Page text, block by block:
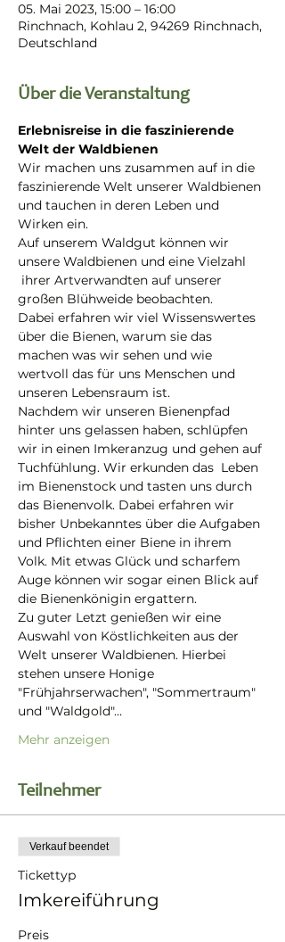
05. Mai 2023, 15:00 – 16:00
Rinchnach, Kohlau 2, 94269 Rinchnach,
Deutschland
Über die Veranstaltung
Erlebnisreise in die faszinierende
Welt der Waldbienen
Wir machen uns zusammen auf in die
faszinierende Welt unserer Waldbienen
und tauchen in deren Leben und
Wirken ein.
Auf unserem Waldgut können wir
unsere Waldbienen und eine Vielzahl
ihrer Artverwandten auf unserer
großen Blühweide beobachten.
Dabei erfahren wir viel Wissenswertes
über die Bienen, warum sie das
machen was wir sehen und wie
wertvoll das für uns Menschen und
unseren Lebensraum ist.
Nachdem wir unseren Bienenpfad
hinter uns gelassen haben, schlüpfen
wir in einen Imkeranzug und gehen auf
Tuchfühlung. Wir erkunden das  Leben
im Bienenstock und tasten uns durch
das Bienenvolk. Dabei erfahren wir
bisher Unbekanntes über die Aufgaben
und Pflichten einer Biene in ihrem
Volk. Mit etwas Glück und scharfem
Auge können wir sogar einen Blick auf
die Bienenkönigin ergattern.
Zu guter Letzt genießen wir eine
Auswahl von Köstlichkeiten aus der
Welt unserer Waldbienen. Hierbei
stehen unsere Honige
"Frühjahrserwachen", "Sommertraum"
und "Waldgold"…
Mehr anzeigen
Teilnehmer
Verkauf beendet
Tickettyp
Imkereiführung
Preis